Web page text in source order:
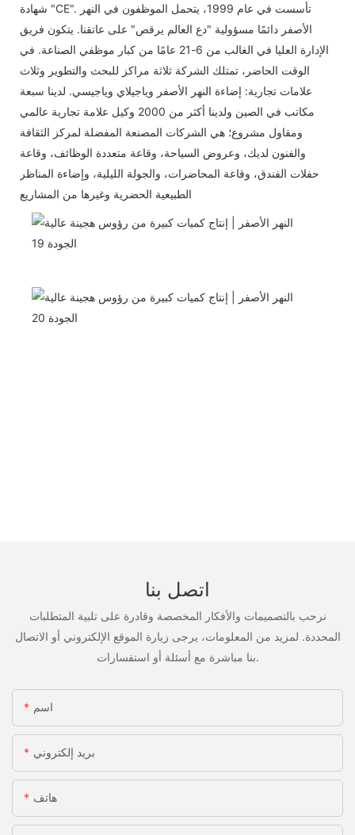
شهادة "CE". تأسست في عام 1999، يتحمل الموظفون في النهر
الأصفر دائمًا مسؤولية "دع العالم يرقص" على عاتقنا. يتكون فريق
الإدارة العليا في الغالب من 6-21 عامًا من كبار موظفي الصناعة. في
الوقت الحاضر، تمتلك الشركة ثلاثة مراكز للبحث والتطوير وثلاث
علامات تجارية: إضاءة النهر الأصفر وياجيلاي وياجيسي. لدينا سبعة
مكاتب في الصين ولدينا أكثر من 2000 وكيل علامة تجارية عالمي
ومقاول مشروع؛ هي الشركات المصنعة المفضلة لمركز الثقافة
والفنون لديك، وعروض السياحة، وقاعة متعددة الوظائف، وقاعة
حفلات الفندق، وقاعة المحاضرات، والجولة الليلية، وإضاءة المناظر
الطبيعية الحضرية وغيرها من المشاريع
اتصل بنا
نرحب بالتصميمات والأفكار المخصصة وقادرة على تلبية المتطلبات
المحددة. لمزيد من المعلومات، يرجى زيارة الموقع الإلكتروني أو الاتصال
بنا مباشرة مع أسئلة أو استفسارات.
اسم
بريد إلكتروني
هاتف